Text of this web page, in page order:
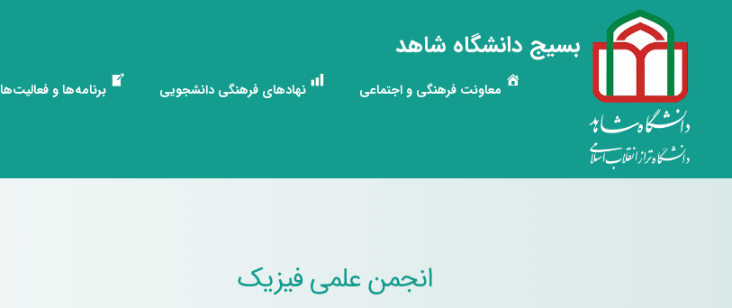
بسیج دانشگاه شاهد
معاونت فرهنگی و اجتماعی نهادهای فرهنگی دانشجویی برنامه‌ها و فعالیت‌ها
انجمن علمی فیزیک